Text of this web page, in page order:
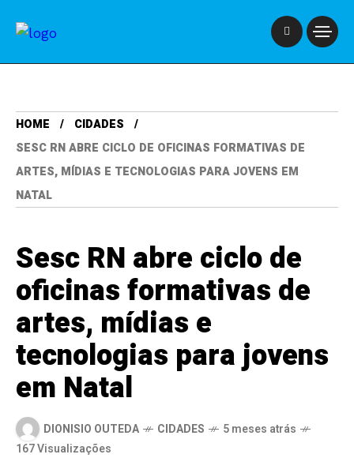
HOME
CIDADES
SESC RN ABRE CICLO DE OFICINAS FORMATIVAS DE
ARTES, MÍDIAS E TECNOLOGIAS PARA JOVENS EM
NATAL
Sesc RN abre ciclo de
oficinas formativas de
artes, mídias e
tecnologias para jovens
em Natal
DIONISIO OUTEDA CIDADES
5 meses atrás
167 Visualizações